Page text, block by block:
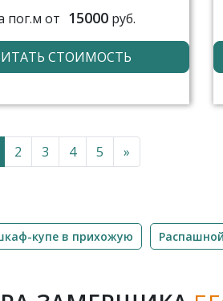
пог.м от 15000руб.
СТОИМОСТЬ
2 3 4 5 »
купе в прихожую